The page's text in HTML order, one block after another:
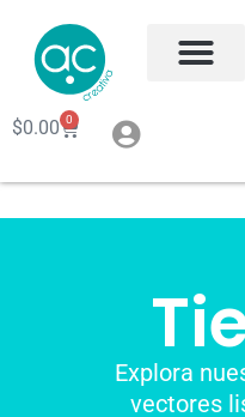
$0.00 0
Explora
vectores